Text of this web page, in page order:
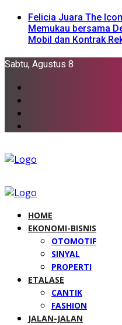
Felicia Juara The
Memukau bersama
Mobil dan Kontrak
Sabtu, Agustus 8
HOME
EKONOMI-BISNIS
OTOMOTIF
SINYAL
PROPERTI
ETALASE
CANTIK
FASHION
JALAN-JALAN